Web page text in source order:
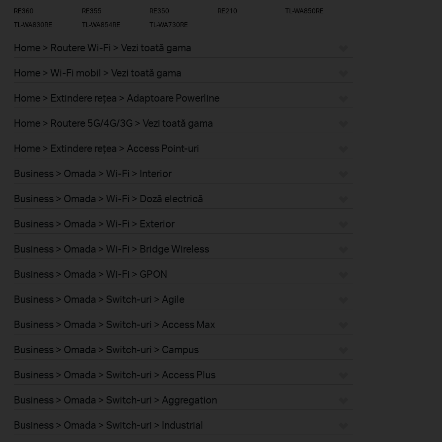
RE360
RE355 RE350 RE210
TL-WA850RE
TL-WA830RE
TL-WA854RE TL-WA730RE
Home > Routere Wi-Fi > Vezi toată gama
Home > Wi-Fi mobil > Vezi toată gama
Home > Extindere rețea > Adaptoare Powerline
Home > Routere 5G/4G/3G > Vezi toată gama
Home > Extindere rețea > Access Point-uri
Business > Omada > Wi-Fi > Interior
Business > Omada > Wi-Fi > Doză electrică
Business > Omada > Wi-Fi > Exterior
Business > Omada > Wi-Fi > Bridge Wireless
Business > Omada > Wi-Fi > GPON
Business > Omada > Switch-uri > Agile
Business > Omada > Switch-uri > Access Max
Business > Omada > Switch-uri > Campus
Business > Omada > Switch-uri > Access Plus
Business > Omada > Switch-uri > Aggregation
Business > Omada > Switch-uri > Industrial